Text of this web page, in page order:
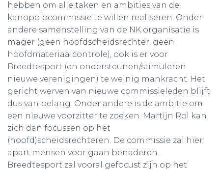
hebben om alle taken en ambities van de
kanopolocommissie te willen realiseren. Onder
andere samenstelling van de NK organisatie is
mager (geen hoofdscheidsrechter, geen
hoofdmateriaalcontrole), ook is er voor
Breedtesport (en ondersteunen/stimuleren
nieuwe verenigingen) te weinig mankracht. Het
gericht werven van nieuwe commissieleden blijft
dus van belang. Onder andere is de ambitie om
een nieuwe voorzitter te zoeken. Martijn Rol kan
zich dan focussen op het
(hoofd)scheidsrechteren. De commissie zal hier
apart mensen voor gaan benaderen.
Breedtesport zal vooral gefocust zijn op het